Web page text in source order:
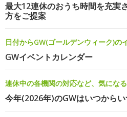
最大12連休のおうち時間を充実
方をご提案
日付からGW(ゴールデンウィーク)の
GWイベントカレンダー
連休中の各機関の対応など、気にな
今年(2026年)のGWはいつからい